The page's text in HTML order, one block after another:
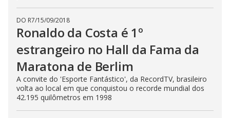
DO R7/15/09/2018
Ronaldo da Costa é 1º
estrangeiro no Hall da Fama da
Maratona de Berlim
A convite do 'Esporte Fantástico', da RecordTV, brasileiro
volta ao local em que conquistou o recorde mundial dos
42.195 quilômetros em 1998